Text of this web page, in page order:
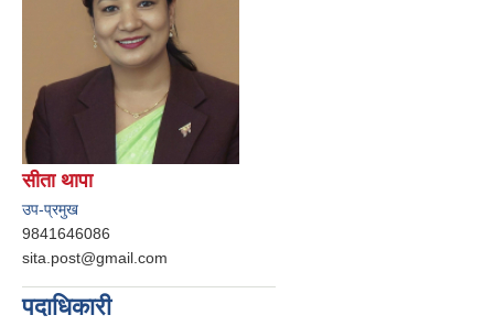
सीता थापा
उप-प्रमुख
9841646086
sita.post@gmail.com
पदाधिकारी